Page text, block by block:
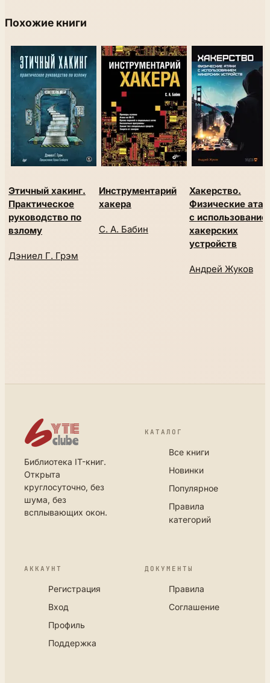
Похожие книги
Этичный хакинг.
Практическое
руководство по
взлому
Дэниел Г. Грэм
Инструментарий
хакера
С. А. Бабин
Хакерство.
Физические
с
хакерских
устройств
Андрей Жуков
Библиотека IT-книг.
Открыта
круглосуточно, без
шума, без
всплывающих окон.
КАТАЛОГ
Все книги
Новинки
Популярное
Правила
категорий
АККАУНТ
Регистрация
Вход
Профиль
Поддержка
ДОКУМЕНТЫ
Правила
Соглашение